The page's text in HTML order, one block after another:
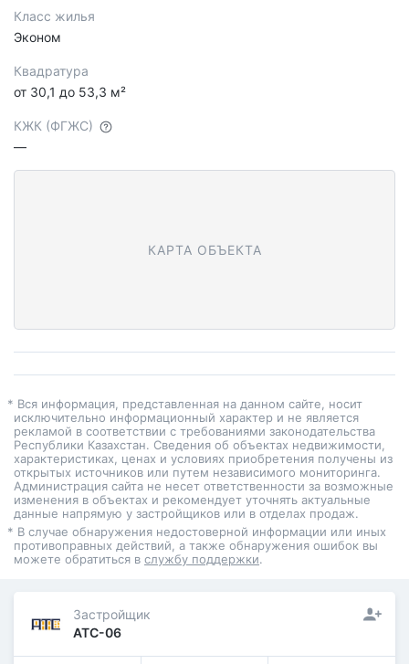
Класс жилья
Эконом
Квадратура
от 30,1 до 53,3 м²
КЖК (ФГЖС)
—
КАРТА ОБЪЕКТА
* Вся информация, представленная на данном сайте, носит
исключительно информационный характер и не является
рекламой в соответствии с требованиями законодательства
Республики Казахстан. Сведения об объектах недвижимости,
характеристиках, ценах и условиях приобретения получены из
открытых источников или путем независимого мониторинга.
Администрация сайта не несет ответственности за возможные
изменения в объектах и рекомендует уточнять актуальные
данные напрямую у застройщиков или в отделах продаж.
* В случае обнаружения недостоверной информации или иных
противоправных действий, а также обнаружения ошибок вы
можете обратиться в службу поддержки.
Застройщик
АТС-06